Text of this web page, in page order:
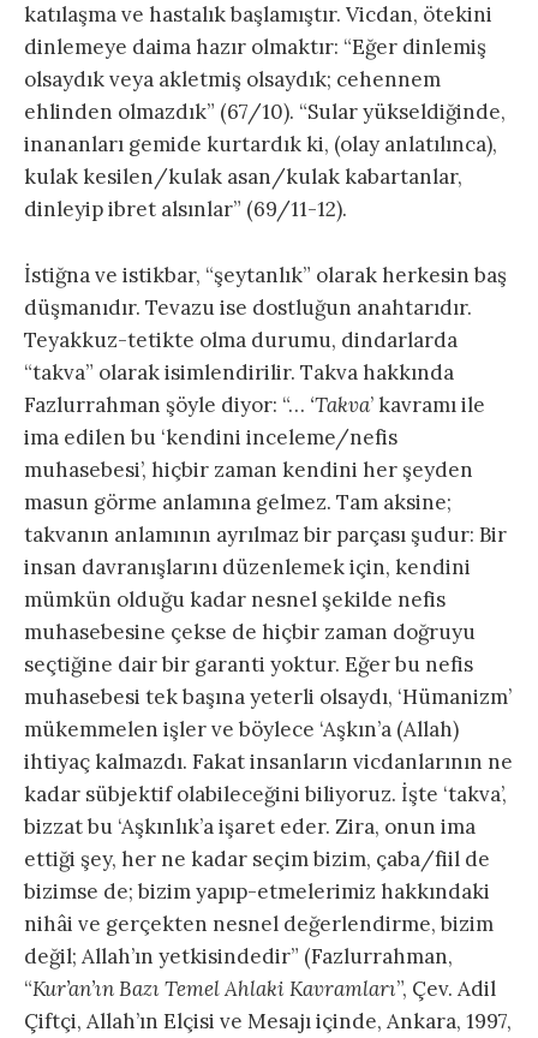
katılaşma ve hastalık başlamıştır. Vicdan, ötekini
dinlemeye daima hazır olmaktır: “Eğer dinlemiş
olsaydık veya akletmiş olsaydık; cehennem
ehlinden olmazdık” (67/10). “Sular yükseldiğinde,
inananları gemide kurtardık ki, (olay anlatılınca),
kulak kesilen/kulak asan/kulak kabartanlar,
dinleyip ibret alsınlar” (69/11-12).
İstiğna ve istikbar, “şeytanlık” olarak herkesin baş
düşmanıdır. Tevazu ise dostluğun anahtarıdır.
Teyakkuz-tetikte olma durumu, dindarlarda
“takva” olarak isimlendirilir. Takva hakkında
Fazlurrahman şöyle diyor: “… ‘Takva’ kavramı ile
ima edilen bu ‘kendini inceleme/nefis
muhasebesi’, hiçbir zaman kendini her şeyden
masun görme anlamına gelmez. Tam aksine;
takvanın anlamının ayrılmaz bir parçası şudur: Bir
insan davranışlarını düzenlemek için, kendini
mümkün olduğu kadar nesnel şekilde nefis
muhasebesine çekse de hiçbir zaman doğruyu
seçtiğine dair bir garanti yoktur. Eğer bu nefis
muhasebesi tek başına yeterli olsaydı, ‘Hümanizm’
mükemmelen işler ve böylece ‘Aşkın’a (Allah)
ihtiyaç kalmazdı. Fakat insanların vicdanlarının ne
kadar sübjektif olabileceğini biliyoruz. İşte ‘takva’,
bizzat bu ‘Aşkınlık’a işaret eder. Zira, onun ima
ettiği şey, her ne kadar seçim bizim, çaba/fiil de
bizimse de; bizim yapıp-etmelerimiz hakkındaki
nihâi ve gerçekten nesnel değerlendirme, bizim
değil; Allah’ın yetkisindedir” (Fazlurrahman,
“Kur’an’ın Bazı Temel Ahlaki Kavramları”, Çev. Adil
Çiftçi, Allah’ın Elçisi ve Mesajı içinde, Ankara, 1997,